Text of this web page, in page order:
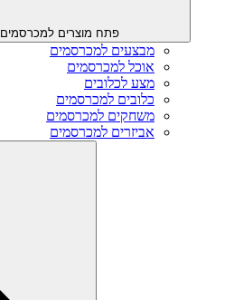
פתח מוצרים למכרסמים
מבצעים למכרסמים
אוכל למכרסמים
מצע לכלובים
כלובים למכרסמים
משחקים למכרסמים
אביזרים למכרסמים